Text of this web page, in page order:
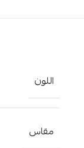
اللون
مقاس